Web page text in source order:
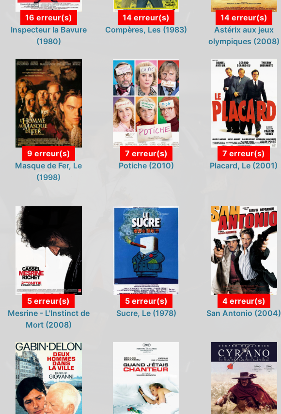
16 erreur(s)
Inspecteur la Bavure
(1980)
14 erreur(s)
Compères, Les (1983)
14 erreur(s)
Astérix aux jeux
olympiques (2008)
9 erreur(s)
Masque de Fer, Le
(1998)
7 erreur(s)
Potiche (2010)
7 erreur(s)
Placard, Le (2001)
5 erreur(s)
Mesrine - L'Instinct de
Mort (2008)
5 erreur(s)
Sucre, Le (1978)
4 erreur(s)
San Antonio (2004)